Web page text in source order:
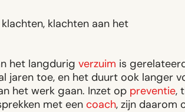
klachten aan het
het langdurig verzuim is
jaren toe, en het duurt ook langer
het werk gaan. Inzet oppreventie,
met een coach, zijn daarom